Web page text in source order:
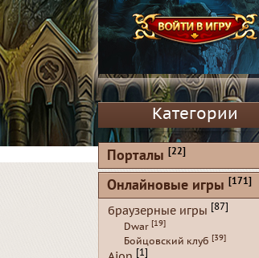
Категории
Порталы [22]
Онлайновые игры [171]
браузерные игры [87]
Dwar [19]
Бойцовский клуб [39]
[1]